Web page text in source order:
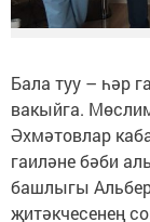
Бала туу – һәр
вакыйга.
Әхмәтовлар
гаиләне бәби
башлыгы
җитәкчесенең